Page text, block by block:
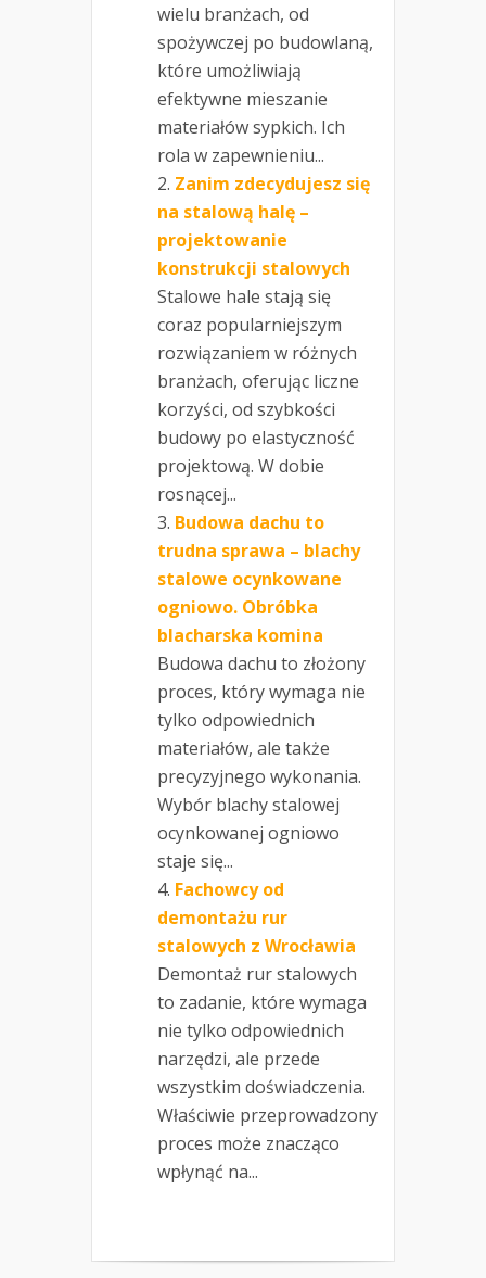
wielu branżach, od
spożywczej po budowlaną,
które umożliwiają
efektywne mieszanie
materiałów sypkich. Ich
rola w zapewnieniu...
Zanim zdecydujesz się
na stalową halę –
projektowanie
konstrukcji stalowych
Stalowe hale stają się
coraz popularniejszym
rozwiązaniem w różnych
branżach, oferując liczne
korzyści, od szybkości
budowy po elastyczność
projektową. W dobie
rosnącej...
Budowa dachu to
trudna sprawa – blachy
stalowe ocynkowane
ogniowo. Obróbka
blacharska komina
Budowa dachu to złożony
proces, który wymaga nie
tylko odpowiednich
materiałów, ale także
precyzyjnego wykonania.
Wybór blachy stalowej
ocynkowanej ogniowo
staje się...
Fachowcy od
demontażu rur
stalowych z Wrocławia
Demontaż rur stalowych
to zadanie, które wymaga
nie tylko odpowiednich
narzędzi, ale przede
wszystkim doświadczenia.
Właściwie przeprowadzony
proces może znacząco
wpłynąć na...